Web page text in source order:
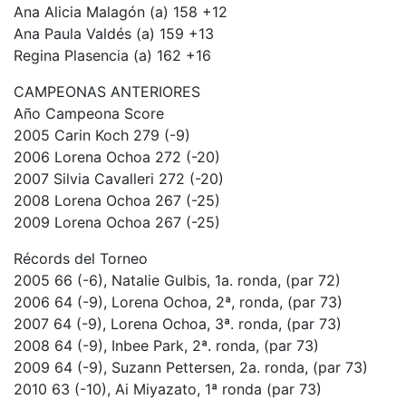
Ana Alicia Malagón (a) 158 +12
Ana Paula Valdés (a) 159 +13
Regina Plasencia (a) 162 +16
CAMPEONAS ANTERIORES
Año Campeona Score
2005 Carin Koch 279 (-9)
2006 Lorena Ochoa 272 (-20)
2007 Silvia Cavalleri 272 (-20)
2008 Lorena Ochoa 267 (-25)
2009 Lorena Ochoa 267 (-25)
Récords del Torneo
2005 66 (-6), Natalie Gulbis, 1a. ronda, (par 72)
2006 64 (-9), Lorena Ochoa, 2ª, ronda, (par 73)
2007 64 (-9), Lorena Ochoa, 3ª. ronda, (par 73)
2008 64 (-9), Inbee Park, 2ª. ronda, (par 73)
2009 64 (-9), Suzann Pettersen, 2a. ronda, (par 73)
2010 63 (-10), Ai Miyazato, 1ª ronda (par 73)